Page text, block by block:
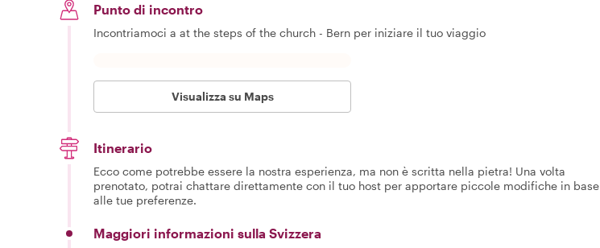
Punto di incontro
Incontriamoci a at the steps of the church - Bern per iniziare il tuo viaggio
Visualizza su Maps
Itinerario
Ecco come potrebbe essere la nostra esperienza, ma non è scritta nella pietra! Una volta
prenotato, potrai chattare direttamente con il tuo host per apportare piccole modifiche in base
alle tue preferenze.
Maggiori informazioni sulla Svizzera